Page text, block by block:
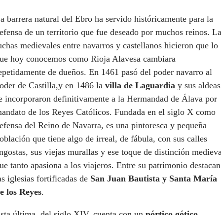
barrera natural del Ebro ha servido históricamente para la
de un territorio que fue deseado por muchos reinos.
medievales entre navarros y castellanos hicieron que lo
hoy conocemos como Rioja Alavesa cambiara
de dueños. En 1461 pasó del poder navarro al
de Castilla,y en 1486 la villa de Laguardia y sus aldeas
incorporaron definitivamente a la Hermandad de Álava por
de los Reyes Católicos. Fundada en el siglo X como
del Reino de Navarra, es una pintoresca y pequeña
que tiene algo de irreal, de fábula, con sus calles
sus viejas murallas y ese toque de distinción
tanto apasiona a los viajeros. Entre su patrimonio destacan
iglesias fortificadas de San Juan Bautista y Santa María
los Reyes.